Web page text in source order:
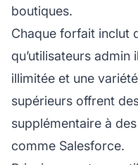
boutiques.
Chaque forfait inclut
qu’utilisateurs
illimitée et une
supérieurs offrent
supplémentaire à
comme Salesforce.